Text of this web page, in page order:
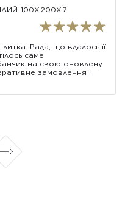
100X200X7
Рада, що вдалось її
саме
на свою оновлену
замовлення і